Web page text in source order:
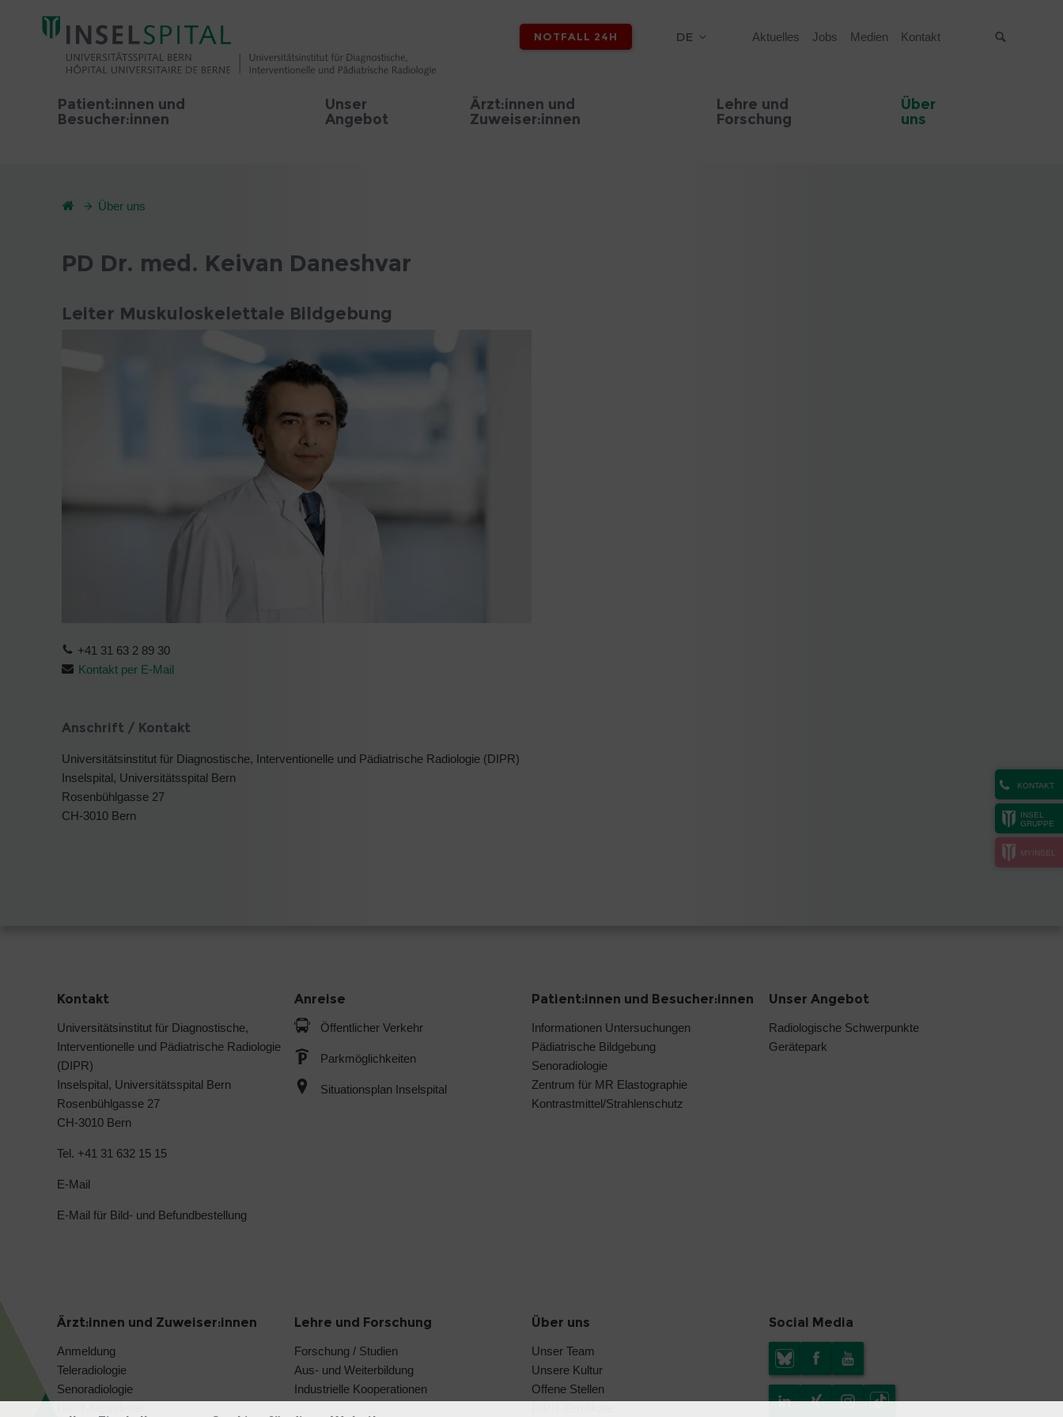
NOTFALL 24H DE Aktuelles Jobs Medien Kontakt
Patient:innen und
Besucher:innen
Unser
Angebot
Ärzt:innen und
Zuweiser:innen
Lehre und
Forschung
Über
uns
KONTAKT
INSEL
GRUPPE
MYINSEL
Über uns
PD Dr. med. Keivan Daneshvar
Leiter Muskuloskelettale Bildgebung
+41 31 63 2 89 30
Kontakt per E-Mail
Anschrift / Kontakt
Universitätsinstitut für Diagnostische, Interventionelle und Pädiatrische Radiologie (DIPR)
Inselspital, Universitätsspital Bern
Rosenbühlgasse 27
CH-3010 Bern
Kontakt
Universitätsinstitut für Diagnostische,
Interventionelle und Pädiatrische Radiologie
(DIPR)
Inselspital, Universitätsspital Bern
Rosenbühlgasse 27
CH-3010 Bern
Tel. +41 31 632 15 15
E-Mail
E-Mail für Bild- und Befundbestellung
Anreise
Öffentlicher Verkehr
Parkmöglichkeiten
Situationsplan Inselspital
Patient:innen und Besucher:innen
Informationen Untersuchungen
Pädiatrische Bildgebung
Senoradiologie
Zentrum für MR Elastographie
Kontrastmittel/Strahlenschutz
Unser Angebot
Radiologische Schwerpunkte
Gerätepark
Ärzt:innen und Zuweiser:innen
Anmeldung
Teleradiologie
Senoradiologie
Lehre und Forschung
Forschung / Studien
Aus- und Weiterbildung
Industrielle Kooperationen
Über uns
Unser Team
Unsere Kultur
Offene Stellen
Social Media